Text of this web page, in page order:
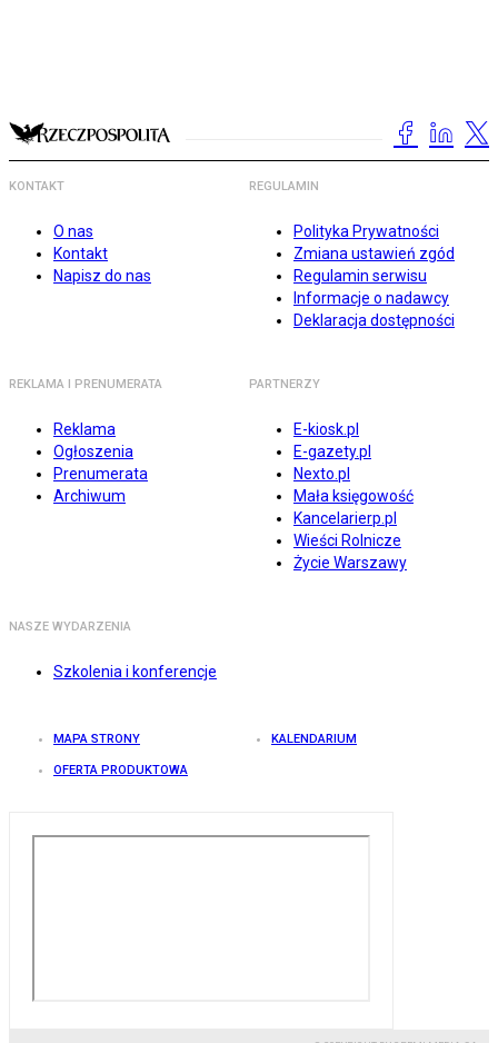
KONTAKT
O nas
Kontakt
Napisz do nas
REGULAMIN
Polityka Prywatności
Zmiana ustawień zgód
Regulamin serwisu
Informacje o nadawcy
Deklaracja dostępności
REKLAMA I PRENUMERATA
Reklama
Ogłoszenia
Prenumerata
Archiwum
PARTNERZY
E-kiosk.pl
E-gazety.pl
Nexto.pl
Mała księgowość
Kancelarierp.pl
Wieści Rolnicze
Życie Warszawy
NASZE WYDARZENIA
Szkolenia i konferencje
MAPA STRONY KALENDARIUM
OFERTA PRODUKTOWA